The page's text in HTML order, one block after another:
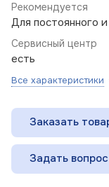
Рекомендуется
Для постоянного
Сервисный центр
есть
Все характеристики
Заказать
Задать вопрос